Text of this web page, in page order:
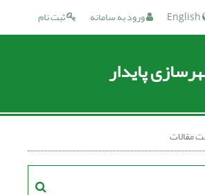
ثبت نام ورود به سامانه
پایدار
مقالات